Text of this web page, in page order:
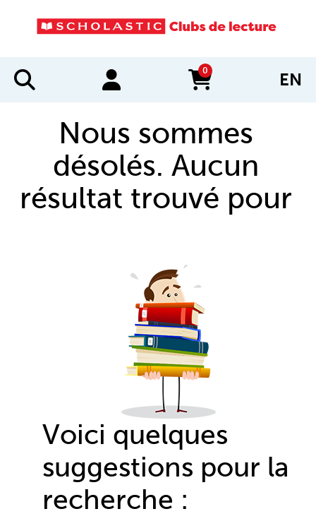
0
items in cart EN
Nous sommes
désolés. Aucun
résultat trouvé pour
Voici quelques
suggestions pour la
recherche :